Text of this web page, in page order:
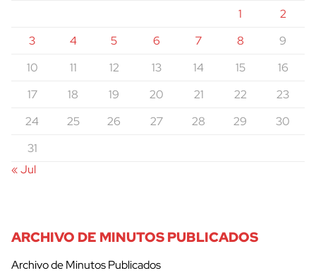
1
2
3
4 5 6 7 8
9
10
11 12 13 14 15
16
17
18 19 20 21 22
23
24
25 26 27 28 29
30
31
« Jul
ARCHIVO DE MINUTOS PUBLICADOS
Archivo de Minutos Publicados